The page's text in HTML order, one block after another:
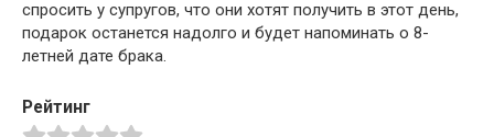
спросить у супругов, что они хотят получить в этот день,
подарок останется надолго и будет напоминать о 8-
летней дате брака.
Рейтинг